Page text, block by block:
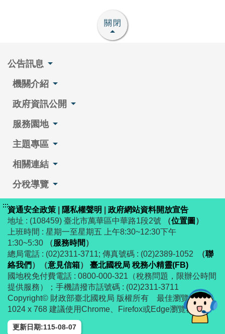
關閉
公告訊息
機關介紹
政府資訊公開
服務園地
主題專區
相關連結
分稅導覽
:::資通安全政策 隱私權聲明
政府網站資料開放宣告
地址 : (108459) 臺北市萬華區中華路1段2號
（位置圖 ）
上班時間 : 星期一至星期五 上午8:30~12:30下午
1:30~5:30
（服務時間 ）
總局電話 : (02)2311-3711; 傳真號碼 : (02)2389-1052
（聯
絡我們 ） （意見信箱）
臺北國稅局 稅務小精靈(FB)
國地稅免付費電話 : 0800-000-321（稅務問題，限辦公時間
提供服務）；手機請撥市話號碼 : (02)2311-3711
Copyright© 財政部臺北國稅局 版權所有 最佳瀏覽解析度
1024 x 768 建議使用Chrome、Firefox或Edge瀏覽器
更新日期:115-08-07